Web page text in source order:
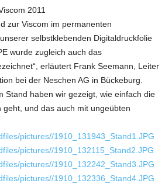
2011
zur Viscom im permanenten
selbstklebenden Digitaldruckfolie
wurde zugleich auch das
erläutert Frank Seemann, Leiter
bei der Neschen AG in Bückeburg.
Stand haben wir gezeigt, wie einfach die
geht, und das auch mit ungeübten
pictures//1910_131943_Stand1.JPG
pictures//1910_132115_Stand2.JPG
pictures//1910_132242_Stand3.JPG
pictures//1910_132336_Stand4.JPG